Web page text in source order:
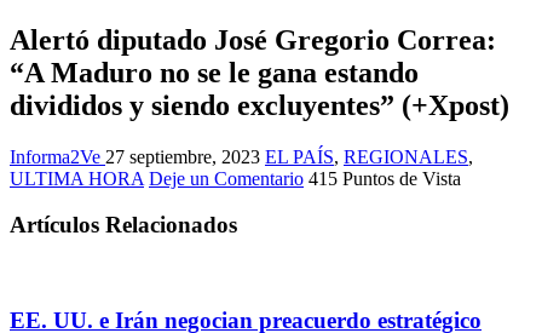
Alertó diputado José Gregorio Correa:
“A Maduro no se le gana estando
divididos y siendo excluyentes” (+Xpost)
Informa2Ve 27 septiembre, 2023 EL PAÍS, REGIONALES,
ULTIMA HORA Deje un Comentario 415 Puntos de Vista
Artículos Relacionados
EE. UU. e Irán negocian preacuerdo estratégico